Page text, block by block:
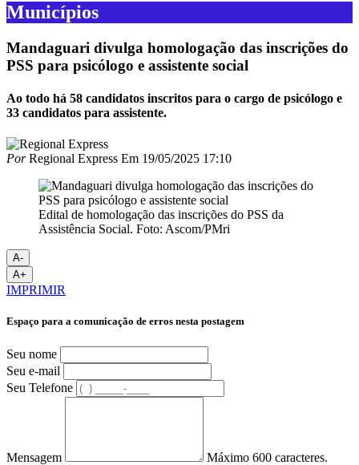
Municípios
Mandaguari divulga homologação das inscrições do
PSS para psicólogo e assistente social
Ao todo há 58 candidatos inscritos para o cargo de psicólogo e
33 candidatos para assistente.
PorRegional Express Em 19/05/2025 17:10
Edital de homologação das inscrições do PSS da
Assistência Social. Foto: Ascom/PMri
A-
A+
IMPRIMIR
Espaço para a comunicação de erros nesta postagem
Seu nome
Seu e-mail
Seu Telefone
Mensagem Máximo 600 caracteres.